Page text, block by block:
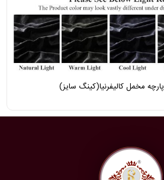
مخمل کالیفرنیا(کینگ سایز)